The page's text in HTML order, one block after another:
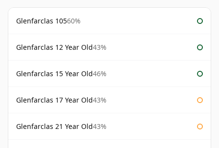
Glenfarclas 10560%
Glenfarclas 12 Year Old43%
Glenfarclas 15 Year Old46%
Glenfarclas 17 Year Old43%
Glenfarclas 21 Year Old43%